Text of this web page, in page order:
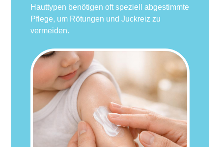
Hauttypen benötigen oft speziell abgestimmte
Pflege, um Rötungen und Juckreiz zu
vermeiden.